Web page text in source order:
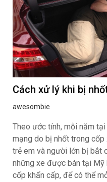
Cách xử lý khi bị
awesombie
Theo ước tính, mỗi năm
mạng do bị nhốt trong cốp
trẻ em và người lớn bị bắt
những xe được bán tại
cốp khẩn cấp, để có thể